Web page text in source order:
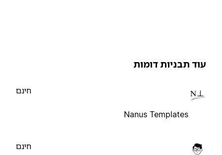
תבניות דומות
Nanus Templates